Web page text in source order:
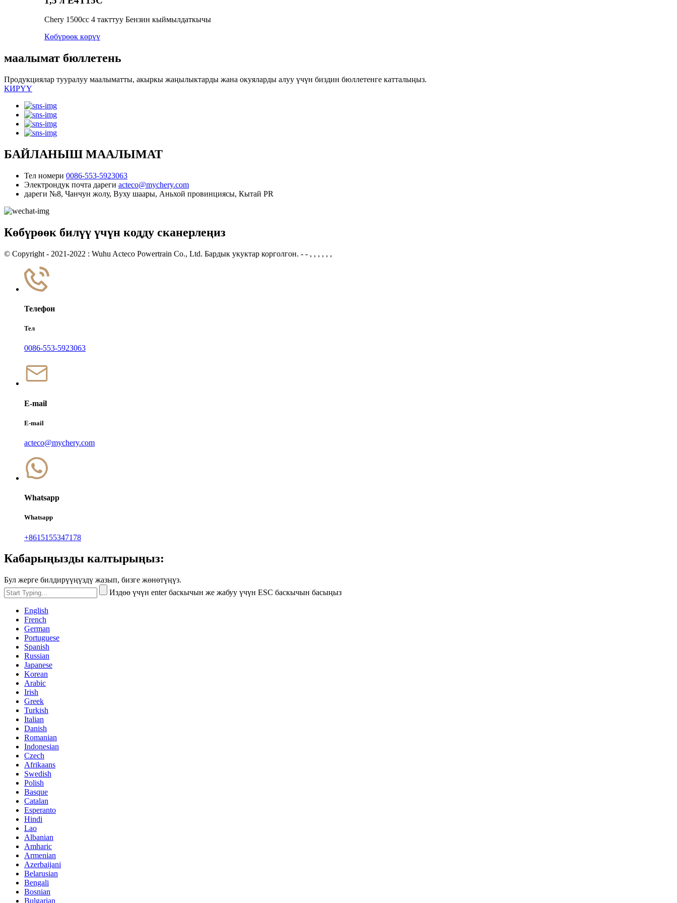
Chery 1500cc 4 такттуу Бензин кыймылдаткычы
Көбүрөөк көрүү
маалымат бюллетень
Продукциялар тууралуу маалыматты, акыркы жаңылыктарды жана окуяларды алуу үчүн биздин бюллетенге катталыңыз.
КИРҮҮ
БАЙЛАНЫШ МААЛЫМАТ
Тел номери 0086-553-5923063
Электрондук почта дареги acteco@mychery.com
дареги №8, Чанчун жолу, Вуху шаары, Аньхой провинциясы, Кытай PR
Көбүрөөк билүү үчүн кодду сканерлеңиз
© Copyright - 2021-2022 : Wuhu Acteco Powertrain Co., Ltd. Бардык укуктар корголгон. - - , , , , , ,
Телефон
Тел
0086-553-5923063
E-mail
E-mail
acteco@mychery.com
Whatsapp
Whatsapp
+8615155347178
Кабарыңызды калтырыңыз:
Бул жерге билдирүүңүздү жазып, бизге жөнөтүңүз.
Издөө үчүн enter баскычын же жабуу үчүн ESC баскычын басыңыз
English
French
German
Portuguese
Spanish
Russian
Japanese
Korean
Arabic
Irish
Greek
Turkish
Italian
Danish
Romanian
Indonesian
Czech
Afrikaans
Swedish
Polish
Basque
Catalan
Esperanto
Hindi
Lao
Albanian
Amharic
Armenian
Azerbaijani
Belarusian
Bengali
Bosnian
Bulgarian